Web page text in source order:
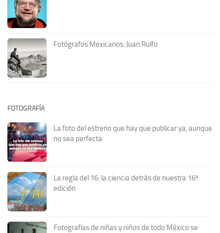
Fotógrafos Mexicanos: Juan Rulfo
FOTOGRAFÍA
La foto del estreno que hay que publicar ya, aunque
no sea perfecta
La regla del 16: la ciencia detrás de nuestra 16ª
edición
Fotografías de niñas y niños de todo México se